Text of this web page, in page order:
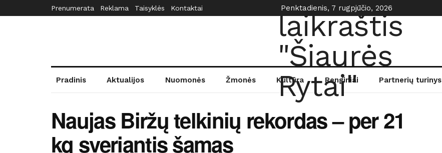
Prenumerata Reklama Taisyklės Kontaktai Penktadienis, 7 rugpjūčio, 2026
Pradinis Aktualijos Nuomonės Žmonės Kultūra Renginiai Partnerių turinys
Naujas Biržų telkinių rekordas – per 21
kg sveriantis šamas